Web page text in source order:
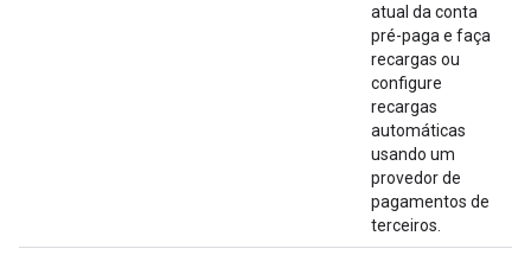
atual da conta
pré-paga e faça
recargas ou
configure
recargas
automáticas
usando um
provedor de
pagamentos de
terceiros.